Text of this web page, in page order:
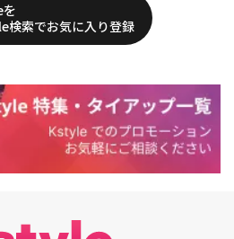
検索でお気に入り登録